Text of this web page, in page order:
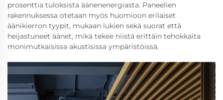
prosenttia tuloksista äänenenergiasta. Paneelien
rakennuksessa otetaan myös huomioon erilaiset
äänikierron tyypit, mukaan lukien sekä suorat että
heijastuneet äänet, mikä tekee niistä erittäin tehokkaita
monimutkaisissa akustisissa ympäristöissä.